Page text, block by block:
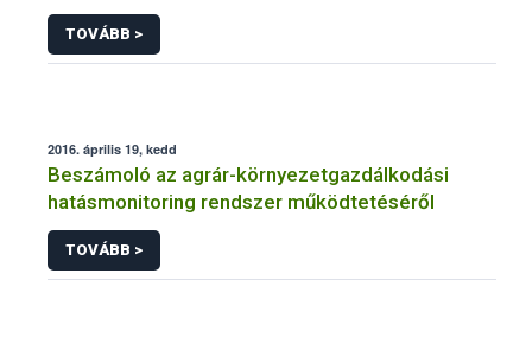
TOVÁBB >
2016. április 19, kedd
Beszámoló az agrár-környezetgazdálkodási
hatásmonitoring rendszer működtetéséről
TOVÁBB >